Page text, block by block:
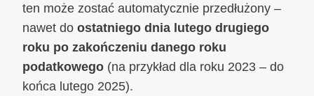
ten może zostać automatycznie przedłużony –
nawet do ostatniego dnia lutego drugiego
roku po zakończeniu danego roku
podatkowego (na przykład dla roku 2023 – do
końca lutego 2025).